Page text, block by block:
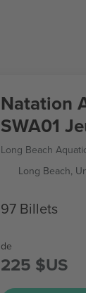
Natation
SWA01
2028
Long Beach
Long Beach,
97 Billets
de
225 $US